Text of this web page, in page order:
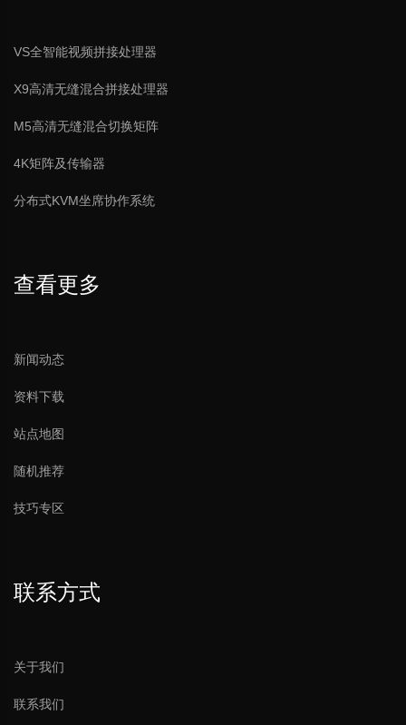
U盘录音
对会议过程进行录音及回放、具有实时监听
VS全智能视频拼接处理器
X9高清无缝混合拼接处理器
M5高清无缝混合切换矩阵
4K矩阵及传输器
分布式KVM坐席协作系统
查看更多
新闻动态
资料下载
站点地图
随机推荐
技巧专区
联系方式
关于我们
联系我们